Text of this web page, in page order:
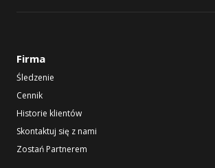
Firma
Śledzenie
Cennik
Historie klientów
Skontaktuj się z nami
Zostań Partnerem